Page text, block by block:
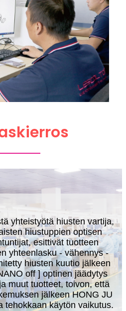
yhteistyötä hiusten vartija,
hiustuppien optisen
esittivät tuotteen
yhteenlasku - vähennys -
hiusten kuutio jälkeen
off ] optinen jäädytys
muut tuotteet, toivon, että
jälkeen HONG JU
tehokkaan käytön vaikutus.